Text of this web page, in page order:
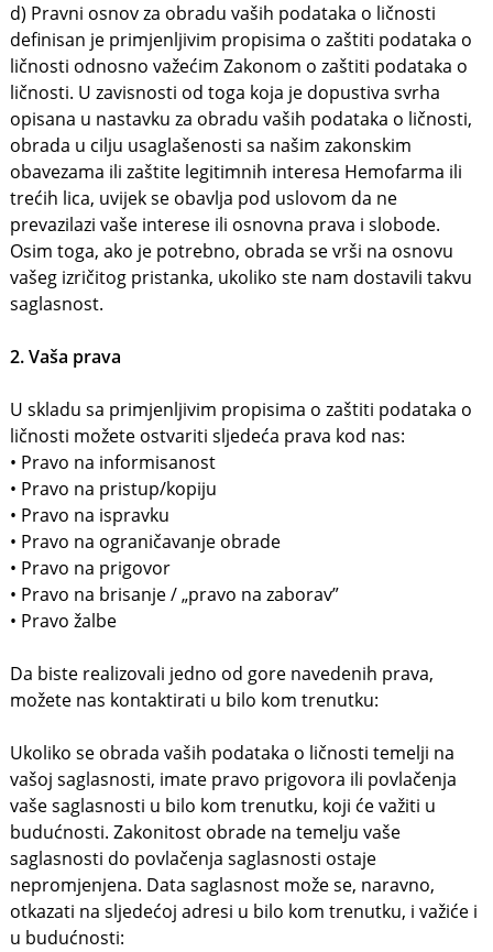
d) Pravni osnov za obradu vaših podataka o ličnosti
definisan je primjenljivim propisima o zaštiti podataka o
ličnosti odnosno važećim Zakonom o zaštiti podataka o
ličnosti. U zavisnosti od toga koja je dopustiva svrha
opisana u nastavku za obradu vaših podataka o ličnosti,
obrada u cilju usaglašenosti sa našim zakonskim
obavezama ili zaštite legitimnih interesa Hemofarma ili
trećih lica, uvijek se obavlja pod uslovom da ne
prevazilazi vaše interese ili osnovna prava i slobode.
Osim toga, ako je potrebno, obrada se vrši na osnovu
vašeg izričitog pristanka, ukoliko ste nam dostavili takvu
saglasnost.
2. Vaša prava
U skladu sa primjenljivim propisima o zaštiti podataka o
ličnosti možete ostvariti sljedeća prava kod nas:
• Pravo na informisanost
• Pravo na pristup/kopiju
• Pravo na ispravku
• Pravo na ograničavanje obrade
• Pravo na prigovor
• Pravo na brisanje / „pravo na zaborav”
• Pravo žalbe
Da biste realizovali jedno od gore navedenih prava,
možete nas kontaktirati u bilo kom trenutku:
Ukoliko se obrada vaših podataka o ličnosti temelji na
vašoj saglasnosti, imate pravo prigovora ili povlačenja
vaše saglasnosti u bilo kom trenutku, koji će važiti u
budućnosti. Zakonitost obrade na temelju vaše
saglasnosti do povlačenja saglasnosti ostaje
nepromjenjena. Data saglasnost može se, naravno,
otkazati na sljedećoj adresi u bilo kom trenutku, i važiće i
u budućnosti: